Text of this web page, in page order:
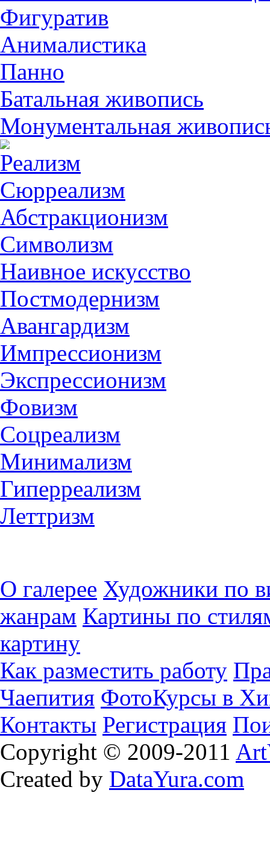
Фигуратив
Анималистикa
Панно
Батальная живопись
Монументальная
Реализм
Сюрреализм
Абстракционизм
Символизм
Наивное искусство
Постмодернизм
Авангардизм
Импрессионизм
Экспрессионизм
Фовизм
Соцреализм
Минимализм
Гиперреализм
Леттризм
О галерее Художники по
жанрам Картины по
картину
Как разместить работу
Чаепития ФотоКурсы в
Контакты Регистрация
Copyright © 2009-2011
Created by DataYura.com